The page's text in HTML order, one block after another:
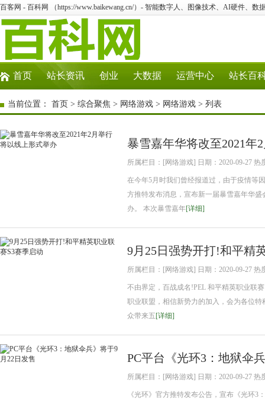
百客网 - 百科网 （https://www.baikewang.cn/）- 智能数字人、图像技术、AI硬件、数
首页 站长资讯 创业 大数据 运营中心 站长百
当前位置： 首页 > 综合聚焦 > 网络游戏 > 网络游戏 > 列表
暴雪嘉年华将改至2021年
所属栏目：[网络游戏] 日期：2020-09-27 热
在今年5月时我们曾经报道过，由于疫情等
方推特发布消息，宣布新一届暴雪嘉年华盛
办。 本次暴雪嘉年[详细]
9月25日强势开打!和平精
所属栏目：[网络游戏] 日期：2020-09-27 热
不由界定，百战成名!PEL 和平精英职业联
职业联盟，相信新势力的加入，会为各位特
众带来五[详细]
PC平台《光环3：地狱伞
所属栏目：[网络游戏] 日期：2020-09-27 热
《光环》官方推特发布公告，宣布《光环3